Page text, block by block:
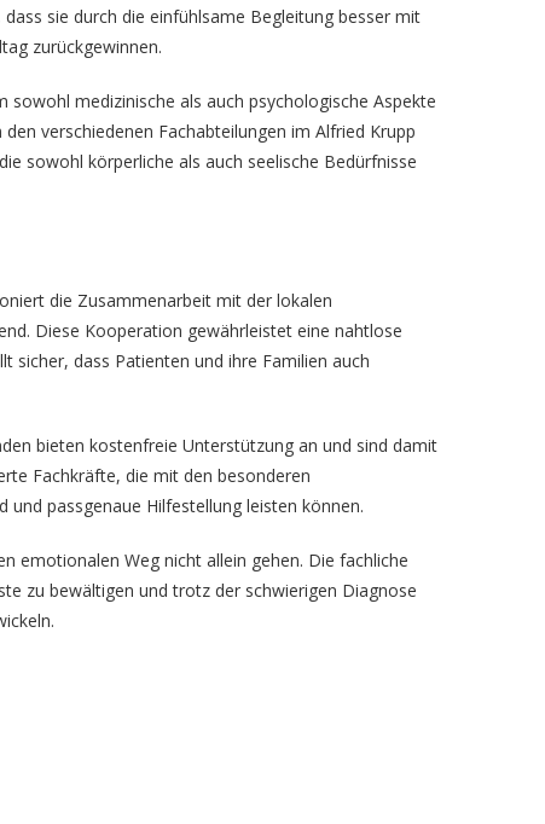
sie durch die einfühlsame Begleitung besser mit
zurückgewinnen.
medizinische als auch psychologische Aspekte
verschiedenen Fachabteilungen im Alfried Krupp
sowohl körperliche als auch seelische Bedürfnisse
die Zusammenarbeit mit der lokalen
Diese Kooperation gewährleistet eine nahtlose
sicher, dass Patienten und ihre Familien auch
bieten kostenfreie Unterstützung an und sind damit
Fachkräfte, die mit den besonderen
passgenaue Hilfestellung leisten können.
emotionalen Weg nicht allein gehen. Die fachliche
zu bewältigen und trotz der schwierigen Diagnose